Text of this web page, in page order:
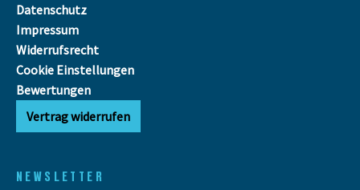
Datenschutz
Impressum
Widerrufsrecht
Cookie Einstellungen
Bewertungen
Vertrag widerrufen
NEWSLETTER